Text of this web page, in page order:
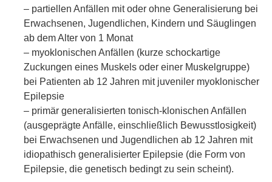
– partiellen Anfällen mit oder ohne Generalisierung bei
Erwachsenen, Jugendlichen, Kindern und Säuglingen
ab dem Alter von 1 Monat
– myoklonischen Anfällen (kurze schockartige
Zuckungen eines Muskels oder einer Muskelgruppe)
bei Patienten ab 12 Jahren mit juveniler myoklonischer
Epilepsie
– primär generalisierten tonisch-klonischen Anfällen
(ausgeprägte Anfälle, einschließlich Bewusstlosigkeit)
bei Erwachsenen und Jugendlichen ab 12 Jahren mit
idiopathisch generalisierter Epilepsie (die Form von
Epilepsie, die genetisch bedingt zu sein scheint).